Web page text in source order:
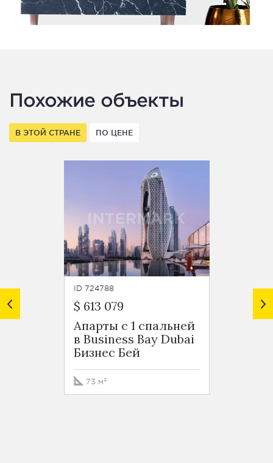
Похожие объекты
В ЭТОЙ СТРАНЕ ПО ЦЕНЕ
ID 724788
$ 613 079
Апарты с 1 спальней
в Business Bay Dubai
Бизнес Бей
73 м²
ID
$ 599